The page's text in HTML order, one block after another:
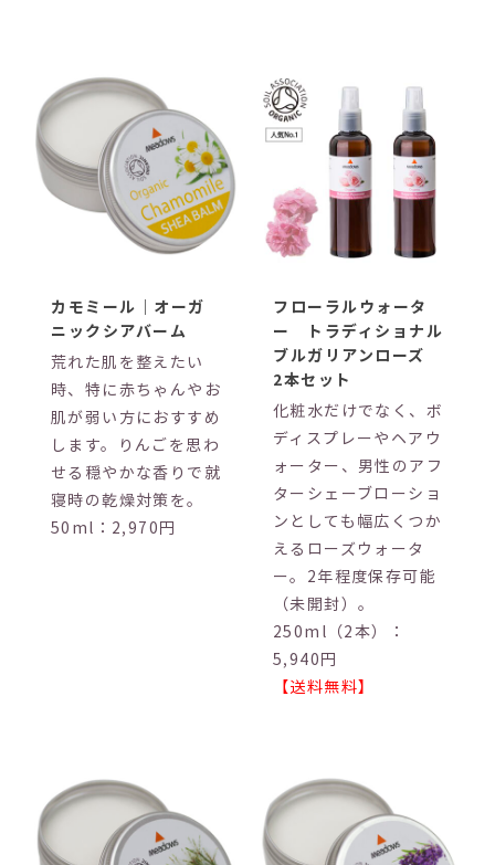
カモミール｜オーガ
ニックシアバーム
荒れた肌を整えたい
時、特に赤ちゃんやお
肌が弱い方におすすめ
します。りんごを思わ
せる穏やかな香りで就
寝時の乾燥対策を。
50ml：2,970円
フローラルウォータ
ー トラディショナル
ブルガリアンローズ
2本セット
化粧水だけでなく、ボ
ディスプレーやヘアウ
ォーター、男性のアフ
ターシェーブローショ
ンとしても幅広くつか
えるローズウォータ
ー。2年程度保存可能
（未開封）。
250ml（2本）：
5,940円
【送料無料】